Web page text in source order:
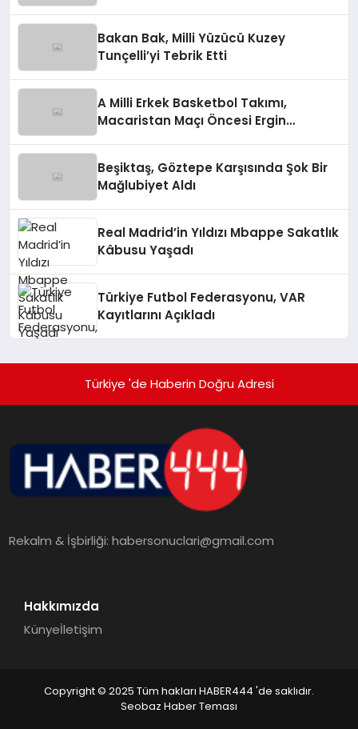
Bakan Bak, Milli Yüzücü Kuzey
Tunçelli’yi Tebrik Etti
A Milli Erkek Basketbol Takımı,
Macaristan Maçı Öncesi Ergin
Beşiktaş, Göztepe Karşısında Şok Bir
Mağlubiyet Aldı
Real Madrid’in Yıldızı Mbappe Sakatlık
Kâbusu Yaşadı
Türkiye Futbol Federasyonu, VAR
Kayıtlarını Açıkladı
Türkiye 'de Haberin Doğru Adresi
Rekalm & İşbirliği:habersonuclari@gmail.com
Hakkımızda
Künyeİletişim
Copyright © 2025 Tüm hakları HABER444 'de saklıdır.
Seobaz Haber Teması